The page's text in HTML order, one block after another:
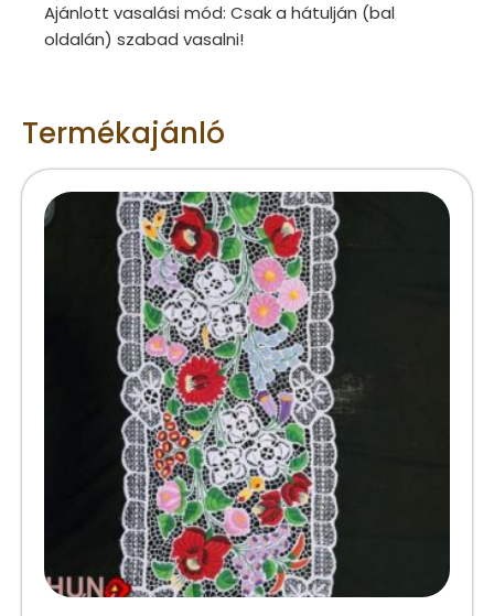
Ajánlott vasalási mód: Csak a hátulján (bal
oldalán) szabad vasalni!
Termékajánló